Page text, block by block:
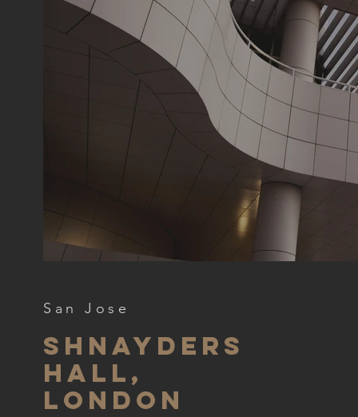
San Jose
SHNAYDERS
HALL,
LONDON